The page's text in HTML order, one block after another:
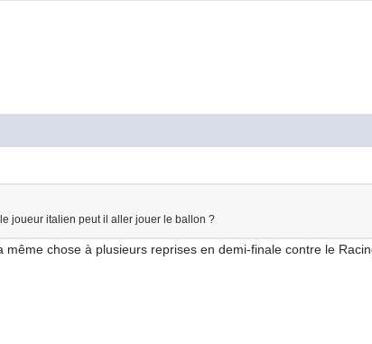
joueur italien peut il aller jouer le ballon ?
même chose à plusieurs reprises en demi-finale contre le